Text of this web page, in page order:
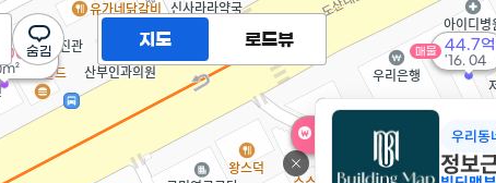
100억
44.7억
'16. 04
매물
만
우리동
정보
지도 로드뷰